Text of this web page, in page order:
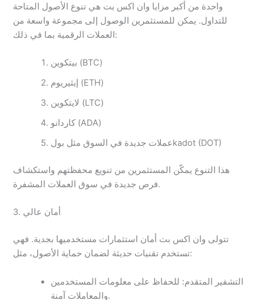
واحدة من أكبر مزايا وان اكس بت هي تنوع الأصول المتاحة
للتداول. يمكن للمستثمرين الوصول إلى مجموعة واسعة من
العملات الرقمية بما في ذلك:
بيتكوين (BTC)
إيثيريوم (ETH)
لايتكوين (LTC)
كاردانو (ADA)
عملات جديدة في السوق مثل بولkadot (DOT)
هذا التنوع يمكّن المستثمرين من تنويع محفظتهم واستكشاف
فرص جديدة في سوق العملات المشفرة.
3. أمان عالي
تتولى وان اكس بت أمان استثمارات مستخدميها بجدية. فهي
تستخدم تقنيات حديثة لضمان حماية الأصول، مثل:
التشفير المتقدم: للحفاظ على معلومات المستخدمين
والمعاملات آمنة.